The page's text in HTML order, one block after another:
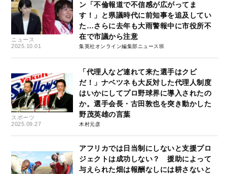
ニュース
2025.10.01
ン「不倫報道で不信感が広がってま
す！」と県議時代に前知事を追及してい
た…さらに去年も大雨警報中に市役所不
在で市議から注意
集英社オンライン編集部ニュース班
スポーツ
2025.09.27
「代理人など連れて来た選手はクビ
だ！」ナベツネも大反対した代理人制度
はいかにしてプロ野球界に導入されたの
か。選手会長・古田敦也を突き動かした
野茂英雄の言葉
木村元彦
アフリカでは日当制にしないと支援プロ
ジェクトは成功しない？ 援助によって
与えられた畑は報酬なしには耕さないと